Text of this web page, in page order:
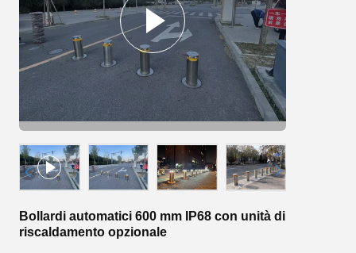
Bollardi automatici 600 mm IP68 con unità di
riscaldamento opzionale